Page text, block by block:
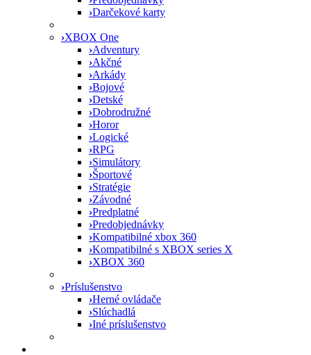
›Darčekové karty
›XBOX One
›Adventury
›Akčné
›Arkády
›Bojové
›Detské
›Dobrodružné
›Horor
›Logické
›RPG
›Simulátory
›Športové
›Stratégie
›Závodné
›Predplatné
›Predobjednávky
›Kompatibilné xbox 360
›Kompatibilné s XBOX series X
›XBOX 360
›Príslušenstvo
›Herné ovládače
›Slúchadlá
›Iné príslušenstvo